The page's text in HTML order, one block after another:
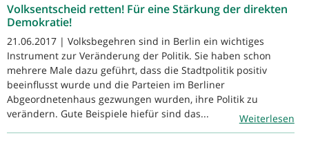
Volksentscheid retten! Für eine Stärkung der direkten
Demokratie!
21.06.2017 | Volksbegehren sind in Berlin ein wichtiges
Instrument zur Veränderung der Politik. Sie haben schon
mehrere Male dazu geführt, dass die Stadtpolitik positiv
beeinflusst wurde und die Parteien im Berliner
Abgeordnetenhaus gezwungen wurden, ihre Politik zu
verändern. Gute Beispiele hiefür sind das...
Weiterlesen